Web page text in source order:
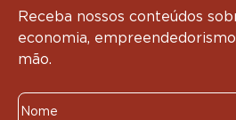
Receba nossos conteúdos
economia,
mão.